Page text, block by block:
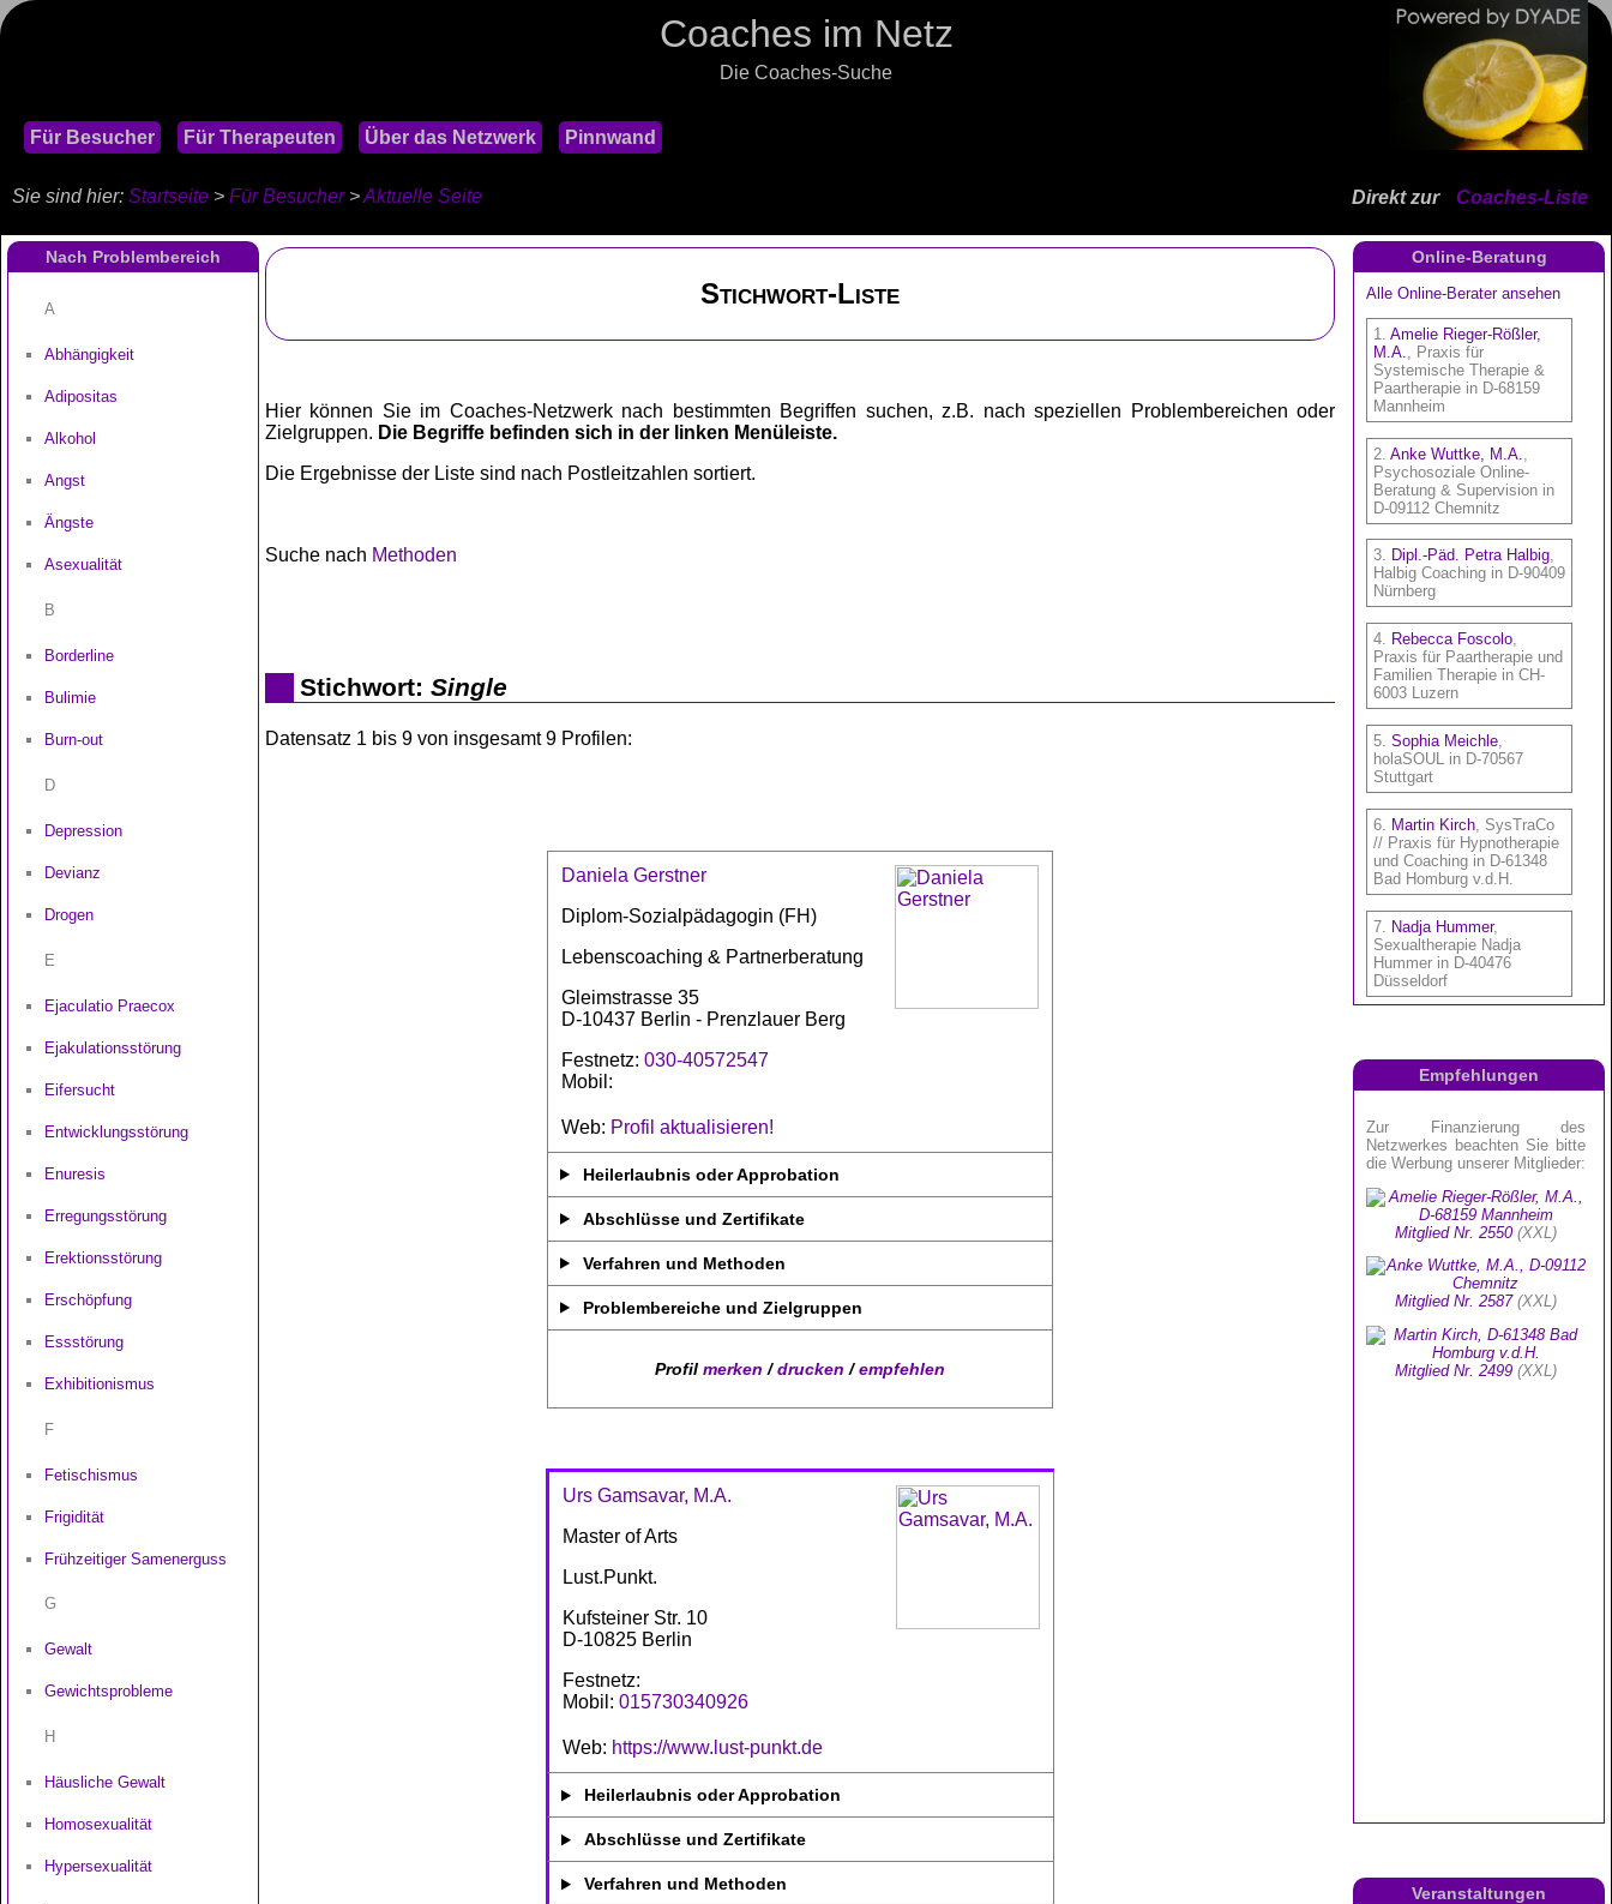
Coaches im Netz
Die Coaches-Suche
Für Besucher Für Therapeuten Über das Netzwerk Pinnwand
Direkt zur Coaches-Liste
Sie sind hier: Startseite > Für Besucher>Aktuelle Seite
Nach Problembereich
A
Abhängigkeit
Adipositas
Alkohol
Angst
Ängste
Asexualität
B
Borderline
Bulimie
Burn-out
D
Depression
Devianz
Drogen
E
Ejaculatio Praecox
Ejakulationsstörung
Eifersucht
Entwicklungsstörung
Enuresis
Erregungsstörung
Erektionsstörung
Erschöpfung
Essstörung
Exhibitionismus
F
Fetischismus
Frigidität
Frühzeitiger Samenerguss
G
Gewalt
Gewichtsprobleme
H
Häusliche Gewalt
Homosexualität
Hypersexualität
Stichwort-Liste
Hier können Sie im Coaches-Netzwerk nach bestimmten Begriffen suchen, z.B. nach speziellen Problembereichen oder
Zielgruppen. Die Begriffe befinden sich in der linken Menüleiste.
Die Ergebnisse der Liste sind nach Postleitzahlen sortiert.
Suche nach Methoden
Stichwort: Single
Datensatz 1 bis 9 von insgesamt 9 Profilen:
Daniela Gerstner
Diplom-Sozialpädagogin (FH)
Lebenscoaching & Partnerberatung
Gleimstrasse 35
D-10437 Berlin - Prenzlauer Berg
Festnetz: 030-40572547
Mobil:
Web: Profil aktualisieren!
Heilerlaubnis oder Approbation
Abschlüsse und Zertifikate
Verfahren und Methoden
Problembereiche und Zielgruppen
Profil merken /drucken /empfehlen
Urs Gamsavar, M.A.
Master of Arts
Lust.Punkt.
Kufsteiner Str. 10
D-10825 Berlin
Festnetz:
Mobil: 015730340926
Web: https://www.lust-punkt.de
Heilerlaubnis oder Approbation
Abschlüsse und Zertifikate
Verfahren und Methoden
Online-Beratung
Empfehlungen
Veranstaltungen